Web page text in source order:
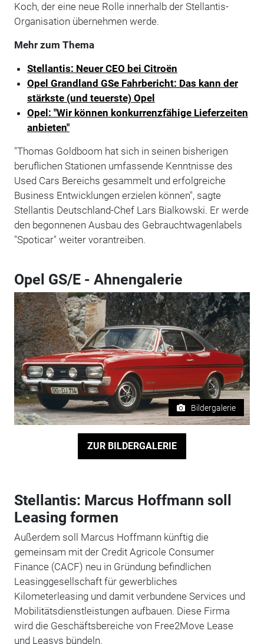
Koch, der eine neue Rolle innerhalb der Stellantis-
Organisation übernehmen werde.
Mehr zum Thema
Stellantis: Neuer CEO bei Citroën
Opel Grandland GSe Fahrbericht: Das kann der
stärkste (und teuerste) Opel
Opel: "Wir können konkurrenzfähige Lieferzeiten
anbieten"
"Thomas Goldboom hat sich in seinen bisherigen
beruflichen Stationen umfassende Kenntnisse des
Used Cars Bereichs gesammelt und erfolgreiche
Business Entwicklungen erzielen können", sagte
Stellantis Deutschland-Chef Lars Bialkowski. Er werde
den begonnenen Ausbau des Gebrauchtwagenlabels
"Spoticar" weiter vorantreiben.
Opel GS/E - Ahnengalerie
Bildergalerie
ZUR BILDERGALERIE
Stellantis: Marcus Hoffmann soll
Leasing formen
Außerdem soll Marcus Hoffmann künftig die
gemeinsam mit der Credit Agricole Consumer
Finance (CACF) neu in Gründung befindlichen
Leasinggesellschaft für gewerbliches
Kilometerleasing und damit verbundene Services und
Mobilitätsdienstleistungen aufbauen. Diese Firma
wird die Geschäftsbereiche von Free2Move Lease
und Leasys bündeln.